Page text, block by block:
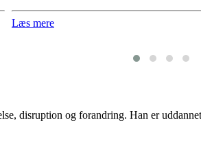
Læs mere
disruption og forandring. Han er